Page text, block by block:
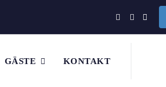
GÄSTE KONTAKT